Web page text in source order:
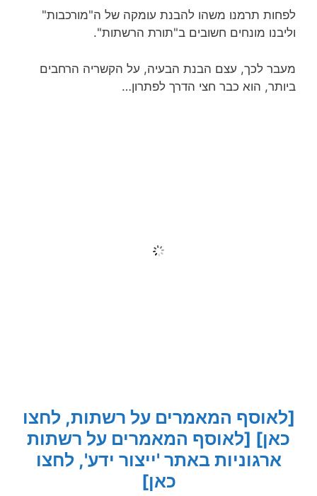
לפחות תרמנו משהו להבנת עומקה של ה"מורכבות"
וליבנו מונחים חשובים ב"תורת הרשתות".
מעבר לכך, עצם הבנת הבעיה, על הקשריה הרחבים
ביותר, הוא כבר חצי הדרך לפתרון…
[לאוסף המאמרים על רשתות, לחצו
כאן] [לאוסף המאמרים על רשתות
ארגוניות באתר 'ייצור ידע', לחצו
כאן]